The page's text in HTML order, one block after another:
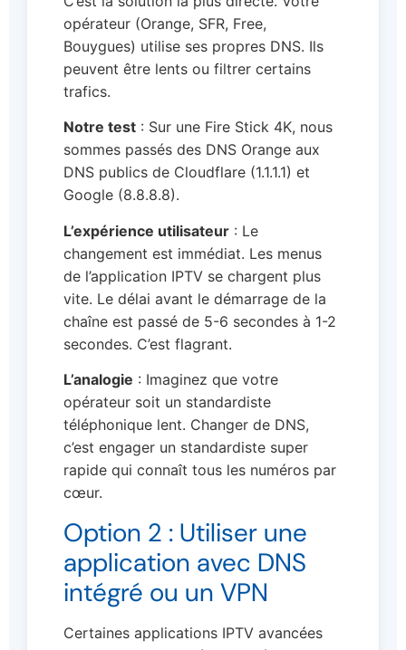
opérateur (Orange, SFR, Free,
Bouygues) utilise ses propres DNS. Ils
peuvent être lents ou filtrer certains
trafics.
Notre test : Sur une Fire Stick 4K, nous
sommes passés des DNS Orange aux
DNS publics de Cloudflare (1.1.1.1) et
Google (8.8.8.8).
L’expérience utilisateur : Le
changement est immédiat. Les menus
de l’application IPTV se chargent plus
vite. Le délai avant le démarrage de la
chaîne est passé de 5-6 secondes à 1-2
secondes. C’est flagrant.
L’analogie : Imaginez que votre
opérateur soit un standardiste
téléphonique lent. Changer de DNS,
c’est engager un standardiste super
rapide qui connaît tous les numéros par
cœur.
Option 2 : Utiliser une
application avec DNS
intégré ou un VPN
Certaines applications IPTV avancées